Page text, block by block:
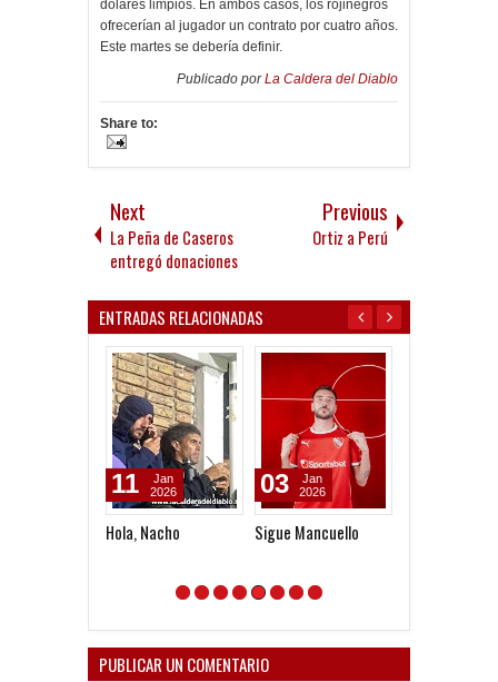
dólares limpios. En ambos casos, los rojinegros
ofrecerían al jugador un contrato por cuatro años.
Este martes se debería definir.
Publicado porLa Caldera del Diablo
Share to:
Next
La Peña de Caseros
entregó donaciones
Previous
Ortiz a Perú
ENTRADAS RELACIONADAS
Hola, Nacho
11
Jan
2026
Sigue Mancuello
03
Jan
2026
PUBLICAR UN COMENTARIO